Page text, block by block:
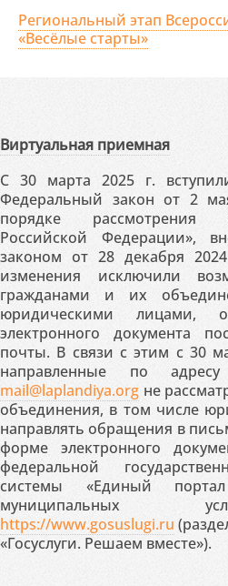
Региональный этап
«Весёлые старты»
Виртуальная приемная
С 30 марта 2025 г.
Федеральный закон от 2
порядке рассмотрения
Российской Федерации»,
законом от 28 декабря
изменения исключили
гражданами и их
юридическими лицами,
электронного документа
почты. В связи с этим с 30
направленные по
mail@laplandiya.org не
объединения, в том числе
направлять обращения в
форме электронного
федеральной
системы «Единый
муниципальных
https://www.gosuslugi.ru
«Госуслуги. Решаем вместе»).